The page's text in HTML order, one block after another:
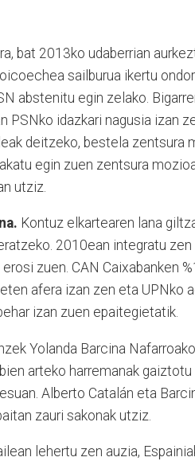
bat 2013ko udaberrian
sailburua ikertu
abstenitu egin zelako.
PSNko idazkari nagusia izan
deitzeko, bestela zentsura
egin zuen zentsura
utziz.
Kontuz elkartearen lana
2010ean integratu
zuen. CAN Caixabanken
afera izan zen eta UPNko
izan zuen epaitegietatik.
Yolanda Barcina
arteko harremanak
Alberto Catalán eta
zauri sakonak utziz.
lehertu zen auzia,